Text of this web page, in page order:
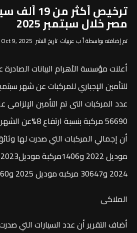
ترخيص
مصر خلال سبتمبر 2025
تم إضافته بواسطة أ ب عربيات تاريخ النشر Oct 9, 2025
أعلنت مؤسسة الأهرام البيانات
عدد المركبات التى تم التأمين الإلزامى
56690 مركبة بنسبة
2024 و30647 مركبه موديل 2025 و19960مركبه موديل 2026
الملاكى
أضاف التقرير أن عدد السيارات التي